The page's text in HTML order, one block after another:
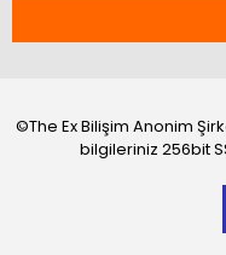
©The Ex Bilişim Anonim
bilgileriniz 256bit